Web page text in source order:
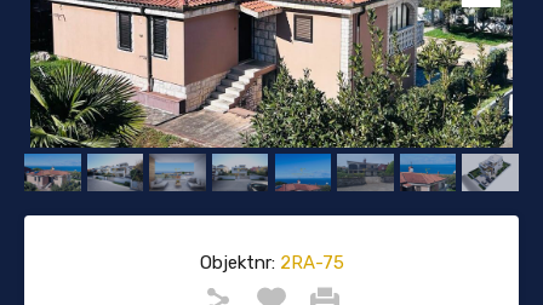
Objektnr:2RA-75